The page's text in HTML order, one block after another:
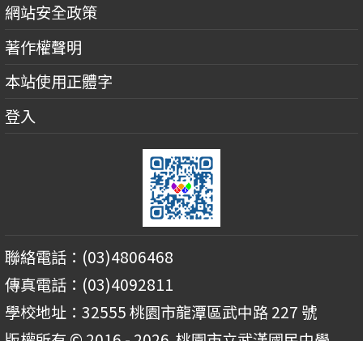
網站安全政策
著作權聲明
本站使用正體字
登入
聯絡電話：(03)4806468
傳真電話：(03)4092811
學校地址：32555 桃園市龍潭區武中路 227 號